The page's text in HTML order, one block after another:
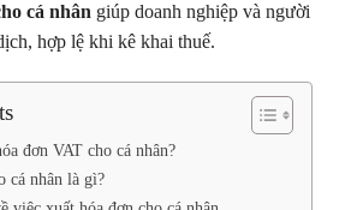
cá nhân giúp doanh nghiệp và người
hợp lệ khi kê khai thuế.
đơn VAT cho cá nhân?
cá nhân là gì?